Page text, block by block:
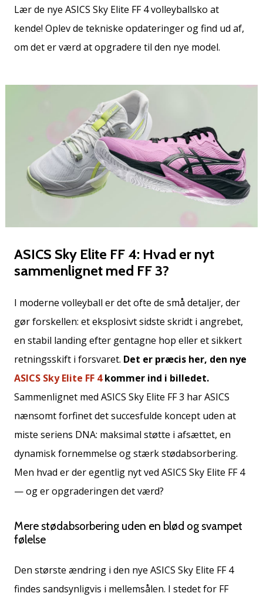
vores
Weplayvolleyball
ambassadør
Har
løbe
sammen.
•
2 min. Læsning
Weplayvolleyball
program
Har
du
egen
hjemmeside,
blog,
administrerer
du
en
side
eller
diskussionsforum?
Lad
tjene.
Bliv
en
Lær de nye ASICS Sky Elite FF 4 volleyballsko at
kende! Oplev de tekniske opdateringer og find ud af,
om det er værd at opgradere til den nye model.
ASICS Sky Elite FF 4: Hvad er nyt
sammenlignet med FF 3?
I moderne volleyball er det ofte de små detaljer, der
gør forskellen: et eksplosivt sidste skridt i angrebet,
en stabil landing efter gentagne hop eller et sikkert
retningsskift i forsvaret. Det er præcis her, den nye
ASICS Sky Elite FF 4kommer ind i billedet.
Sammenlignet med ASICS Sky Elite FF 3 har ASICS
nænsomt forfinet det succesfulde koncept uden at
miste seriens DNA: maksimal støtte i afsættet, en
dynamisk fornemmelse og stærk stødabsorbering.
Men hvad er der egentlig nyt ved ASICS Sky Elite FF 4
— og er opgraderingen det værd?
Mere stødabsorbering uden en blød og svampet
følelse
Den største ændring i den nye ASICS Sky Elite FF 4
findes sandsynligvis i mellemsålen. I stedet for FF